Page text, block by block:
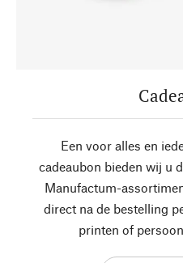
Een voor alles en
cadeaubon bieden wij u
Manufactum-
direct na de bestelling
printen of